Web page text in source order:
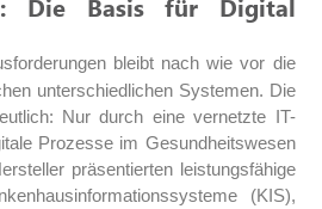
bleibt nach wie vor die
unterschiedlichen Systemen. Die
Nur durch eine vernetzte IT-
Prozesse im Gesundheitswesen
präsentierten leistungsfähige
(KIS),